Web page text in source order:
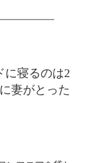
に寝るのは2
妻がとった